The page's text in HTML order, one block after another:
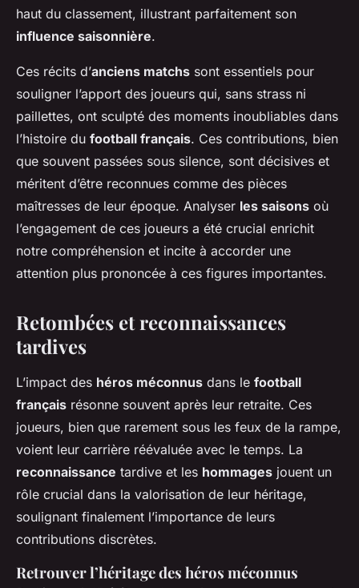
haut du classement, illustrant parfaitement son
influence saisonnière.
Ces récits d’anciens matchs sont essentiels pour
souligner l’apport des joueurs qui, sans strass ni
paillettes, ont sculpté des moments inoubliables dans
l’histoire du football français. Ces contributions, bien
que souvent passées sous silence, sont décisives et
méritent d’être reconnues comme des pièces
maîtresses de leur époque. Analyser les saisons où
l’engagement de ces joueurs a été crucial enrichit
notre compréhension et incite à accorder une
attention plus prononcée à ces figures importantes.
Retombées et reconnaissances
tardives
L’impact des héros méconnus dans le football
français résonne souvent après leur retraite. Ces
joueurs, bien que rarement sous les feux de la rampe,
voient leur carrière réévaluée avec le temps. La
reconnaissance tardive et les hommages jouent un
rôle crucial dans la valorisation de leur héritage,
soulignant finalement l’importance de leurs
contributions discrètes.
Retrouver l’héritage des héros méconnus